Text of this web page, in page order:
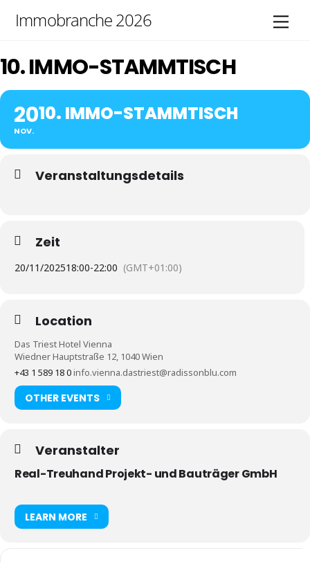
Immobranche 2026
10. IMMO-STAMMTISCH
20
NOV.
10. IMMO-STAMMTISCH
Veranstaltungsdetails
Zeit
20/11/202518:00-22:00 (GMT+01:00)
Location
Das Triest Hotel Vienna
Wiedner Hauptstraße 12, 1040 Wien
+43 1 589 18 0info.vienna.dastriest@radissonblu.com
OTHER EVENTS
Veranstalter
Real-Treuhand Projekt- und Bauträger GmbH
LEARN MORE